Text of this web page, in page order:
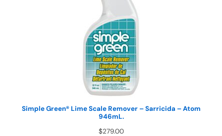
Simple Green® Lime Scale Remover – Sarricida – Atom
946mL.
$279.00